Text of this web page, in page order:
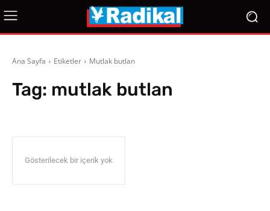
Ana Sayfa Etiketler Mutlak butlan
Tag: mutlak butlan
Gösterilecek bir içerik yok